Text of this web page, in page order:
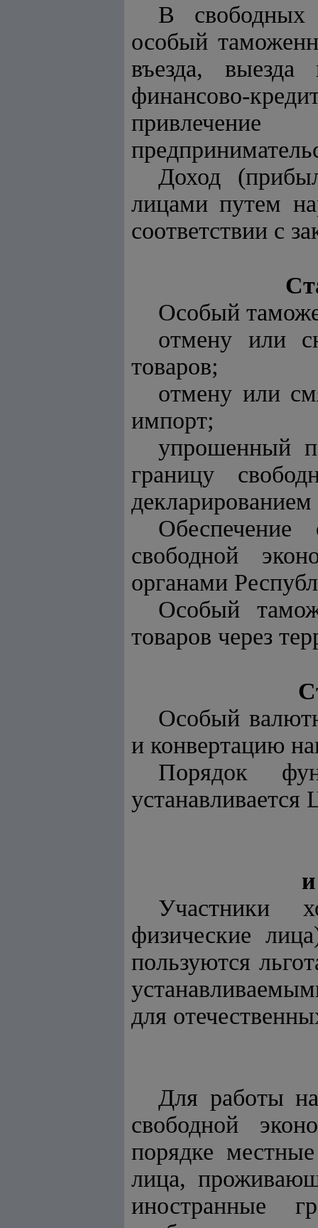
В свободных
особый
въезда,
финансово-
привлечение
Доход
лицами путем
соответствии с
Особый
отмену или
товаров;
отмену или
импорт;
упрошенный
границу
свободной
органами
Особый
товаров через
Особый
и конвертацию
Порядок
Участники
физические
пользуются
для
Для работы
свободной
порядке
лица,
иностранные